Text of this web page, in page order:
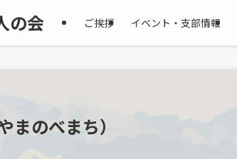
の会 ご挨拶 イベント・支部情報
まのべまち）